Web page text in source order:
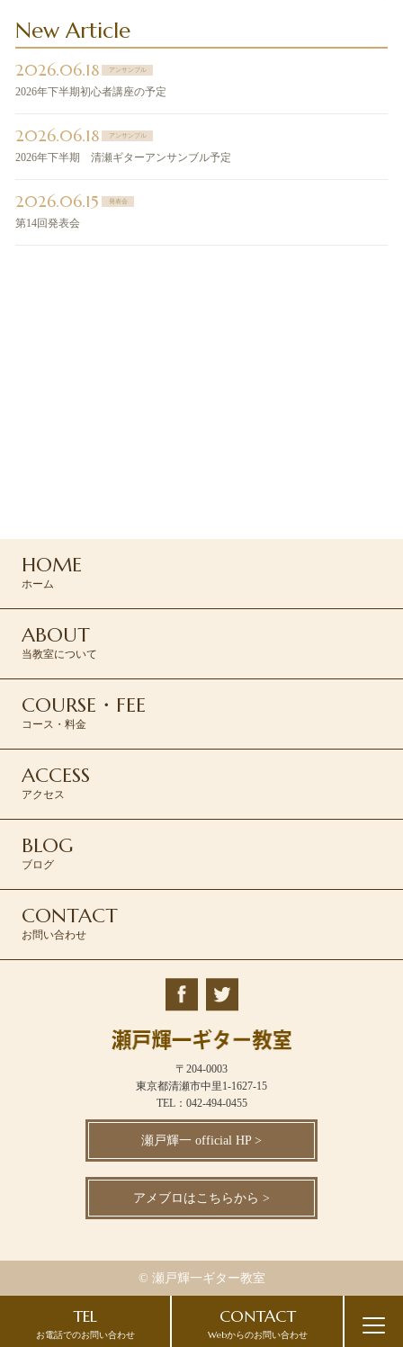
TEL
お電話でのお問い合わせ
CONTACT
Webからのお問い合わせ
New Article
2026.06.18 アンサンブル
2026年下半期初心者講座の予定
2026.06.18 アンサンブル
2026年下半期 清瀬ギターアンサンブル予定
2026.06.15 発表会
第14回発表会
HOME
ホーム
ABOUT
当教室について
COURSE・FEE
コース・料金
ACCESS
アクセス
BLOG
ブログ
CONTACT
お問い合わせ
〒204-0003
東京都清瀬市中里1-1627-15
TEL：042-494-0455
瀬戸輝一 official HP >
アメブロはこちらから >
© 瀬戸輝一ギター教室